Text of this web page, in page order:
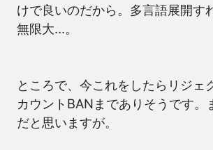
けで良いのだから。多言語展開す
無限大…。
ところで、今これをしたらリジェ
カウントBANまでありそうです。
だと思いますが。